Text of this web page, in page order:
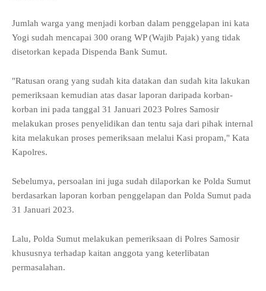
Jumlah warga yang menjadi korban dalam penggelapan ini kata
Yogi sudah mencapai 300 orang WP (Wajib Pajak) yang tidak
disetorkan kepada Dispenda Bank Sumut.
"Ratusan orang yang sudah kita datakan dan sudah kita lakukan
pemeriksaan kemudian atas dasar laporan daripada korban-
korban ini pada tanggal 31 Januari 2023 Polres Samosir
melakukan proses penyelidikan dan tentu saja dari pihak internal
kita melakukan proses pemeriksaan melalui Kasi propam," Kata
Kapolres.
Sebelumya, persoalan ini juga sudah dilaporkan ke Polda Sumut
berdasarkan laporan korban penggelapan dan Polda Sumut pada
31 Januari 2023.
Lalu, Polda Sumut melakukan pemeriksaan di Polres Samosir
khususnya terhadap kaitan anggota yang keterlibatan
permasalahan.